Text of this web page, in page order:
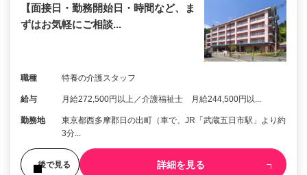
【面接日・勤務開始日・時間など、ま
ずはお気軽にご相談...
職種 特養の介護スタッフ
給与 月給272,500円以上／介護福祉士 月給244,500円以...
勤務地
東京都西多摩郡日の出町（車で、JR「武蔵五日市駅」より約
3分...
後で見る 詳細を見る